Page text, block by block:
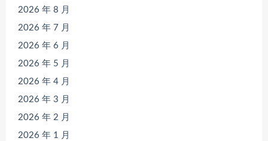
2026 年 8 月
2026 年 7 月
2026 年 6 月
2026 年 5 月
2026 年 4 月
2026 年 3 月
2026 年 2 月
2026 年 1 月